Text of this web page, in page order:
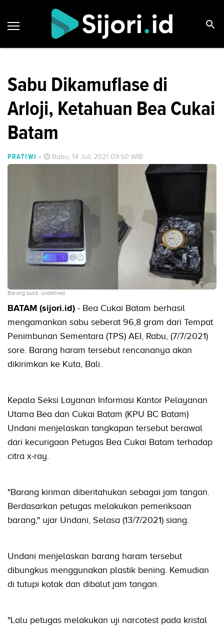
Sabu Dikamuflase di
Arloji, Ketahuan Bea Cukai
Batam
PRATIWI - Rabu, 14 Juli 2021 09:50 WIB
Barang bukti. undefined
BATAM (sijori.id) - Bea Cukai Batam berhasil
mengamankan sabu seberat 96,8 gram dari Tempat
Penimbunan Sementara (TPS) AEI, Rabu, (7/7/2021)
sore. Barang haram tersebut rencananya akan
dikirimkan ke Kuta, Bali.
Kepala Seksi Layanan Informasi Kantor Pelayanan
Utama Bea dan Cukai Batam (KPU BC Batam)
Undani menjelaskan tangkapan tersebut berawal
dari kecurigaan Petugas Bea Cukai Batam terhadap
citra x-ray.
"Barang kiriman diberitahukan sebagai jam tangan.
Berdasarkan petugas melakukan pemeriksaan
barang," ujar Undani, Selasa (13/7/2021) siang.
Undani menjelaskan barang haram tersebut
dibungkus menggunakan plastik bening. Kemudian
di tutupi kotak dan dibalut jam tangan.
"Lalu petugas melakukan uji narcotest pada kristal